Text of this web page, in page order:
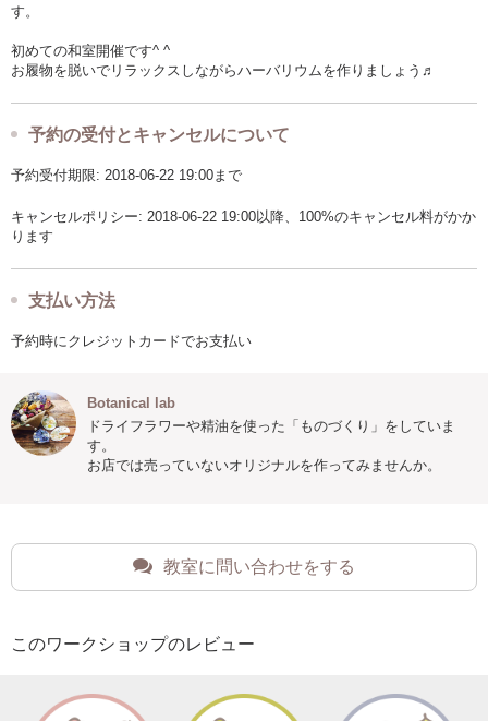
す。
初めての和室開催です^ ^
お履物を脱いでリラックスしながらハーバリウムを作りましょう♬
予約の受付とキャンセルについて
予約受付期限: 2018-06-22 19:00まで
キャンセルポリシー: 2018-06-22 19:00以降、100%のキャンセル料がかか
ります
支払い方法
予約時にクレジットカードでお支払い
Botanical lab
ドライフラワーや精油を使った「ものづくり」をしていま
す。
お店では売っていないオリジナルを作ってみませんか。
教室に問い合わせをする
このワークショップのレビュー